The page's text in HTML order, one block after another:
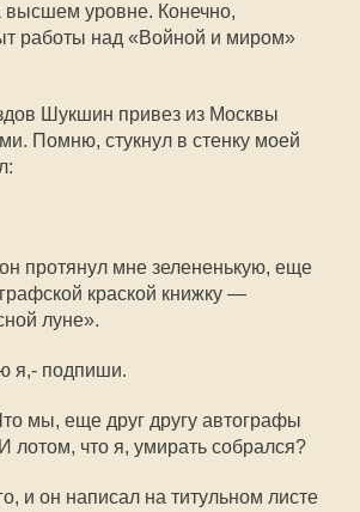
высшем уровне. Конечно,
работы над «Войной и миром»
Шукшин привез из Москвы
Помню, стукнул в стенку моей
протянул мне зелененькую, еще
краской книжку —
луне».
я,- подпиши.
мы, еще друг другу автографы
лотом, что я, умирать собрался?
и он написал на титульном листе